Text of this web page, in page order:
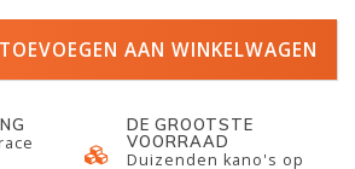
TOEVOEGEN AAN WINKELWAGEN
DE GROOTSTE
VOORRAAD
Duizenden kano's op